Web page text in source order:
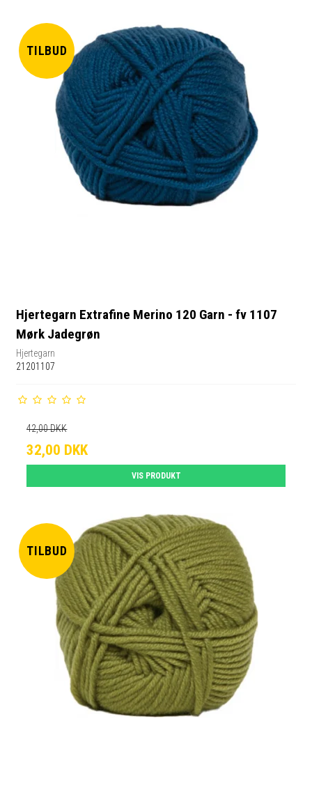
TILBUD
Hjertegarn Extrafine Merino 120 Garn - fv 1107
Mørk Jadegrøn
Hjertegarn
21201107
42,00 DKK
32,00 DKK
VIS PRODUKT
TILBUD